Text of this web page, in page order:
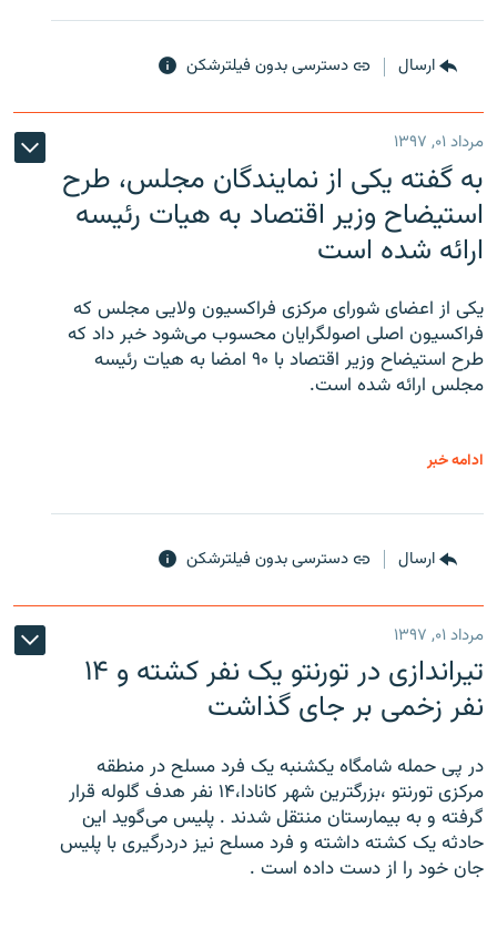
ارسال دسترسی بدون فیلترشکن
مرداد ۰۱, ۱۳۹۷
به گفته یکی از نمایندگان مجلس، طرح
استیضاح وزیر اقتصاد به هیات رئیسه
ارائه شده است
یکی از اعضای شورای مرکزی فراکسیون ولایی مجلس که
فراکسیون اصلی اصولگرایان محسوب می‌شود خبر داد که
طرح استیضاح وزیر اقتصاد با ۹۰ امضا به هیات رئیسه
مجلس ارائه شده است.
ادامه خبر
ارسال دسترسی بدون فیلترشکن
مرداد ۰۱, ۱۳۹۷
تیراندازی در تورنتو یک نفر کشته و ۱۴
نفر زخمی بر جای گذاشت
در پی حمله شامگاه یکشنبه یک فرد مسلح در منطقه
مرکزی تورنتو ،‌بزرگترین شهر کانادا،۱۴ نفر هدف گلوله قرار
گرفته و به بیمارستان منتقل شدند . پلیس می‌گوید این
حادثه یک کشته داشته و فرد مسلح نیز دردرگیری با پلیس
جان خود را از دست داده است .